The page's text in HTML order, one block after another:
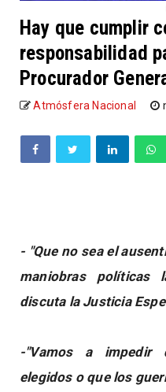
Hay que cumplir
responsabilidad
Procurador
Atmósfera Nacional
- "Que no sea el
maniobras
discuta la Justicia
-"Vamos a impedir
elegidos o que los